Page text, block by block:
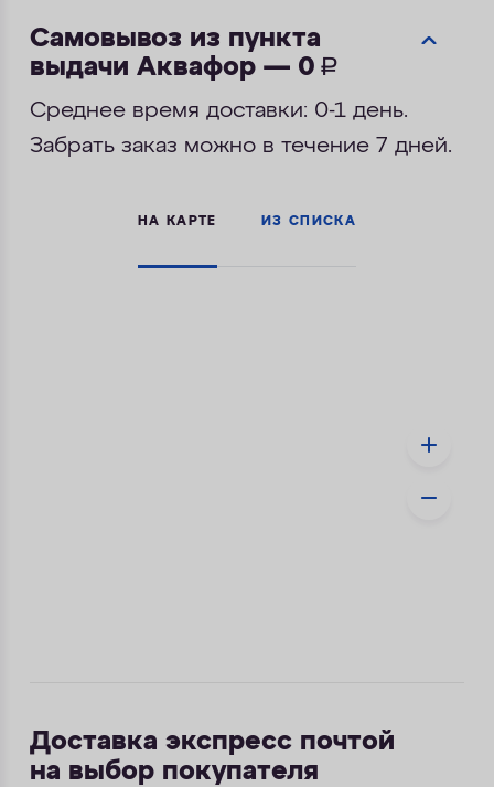
АКСЕССУАРЫ
ДЛЯ БИЗНЕСА
Самовывоз из пункта
выдачи Аквафор — 0 руб.
Среднее время доставки: 0-1 день.
Забрать заказ можно в течение 7 дней.
НА КАРТЕ ИЗ СПИСКА
Доставка экспресс почтой
на выбор покупателя